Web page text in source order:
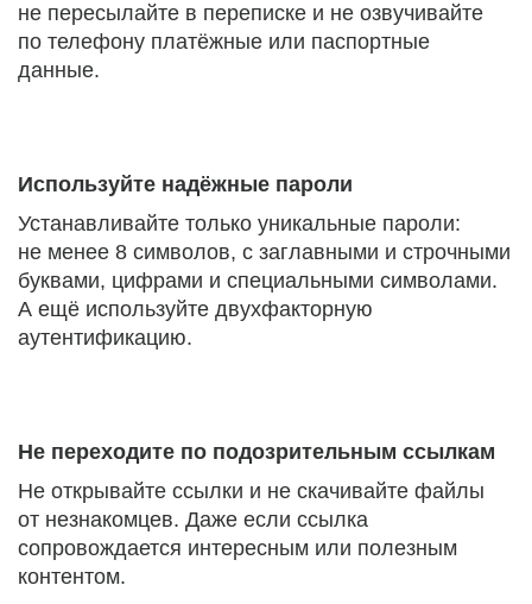
не пересылайте в переписке и не озвучивайте
по телефону платёжные или паспортные
данные.
Используйте надёжные пароли
Устанавливайте только уникальные пароли:
не менее 8 символов, с заглавными и строчными
буквами, цифрами и специальными символами.
А ещё используйте двухфакторную
аутентификацию.
Не переходите по подозрительным ссылкам
Не открывайте ссылки и не скачивайте файлы
от незнакомцев. Даже если ссылка
сопровождается интересным или полезным
контентом.